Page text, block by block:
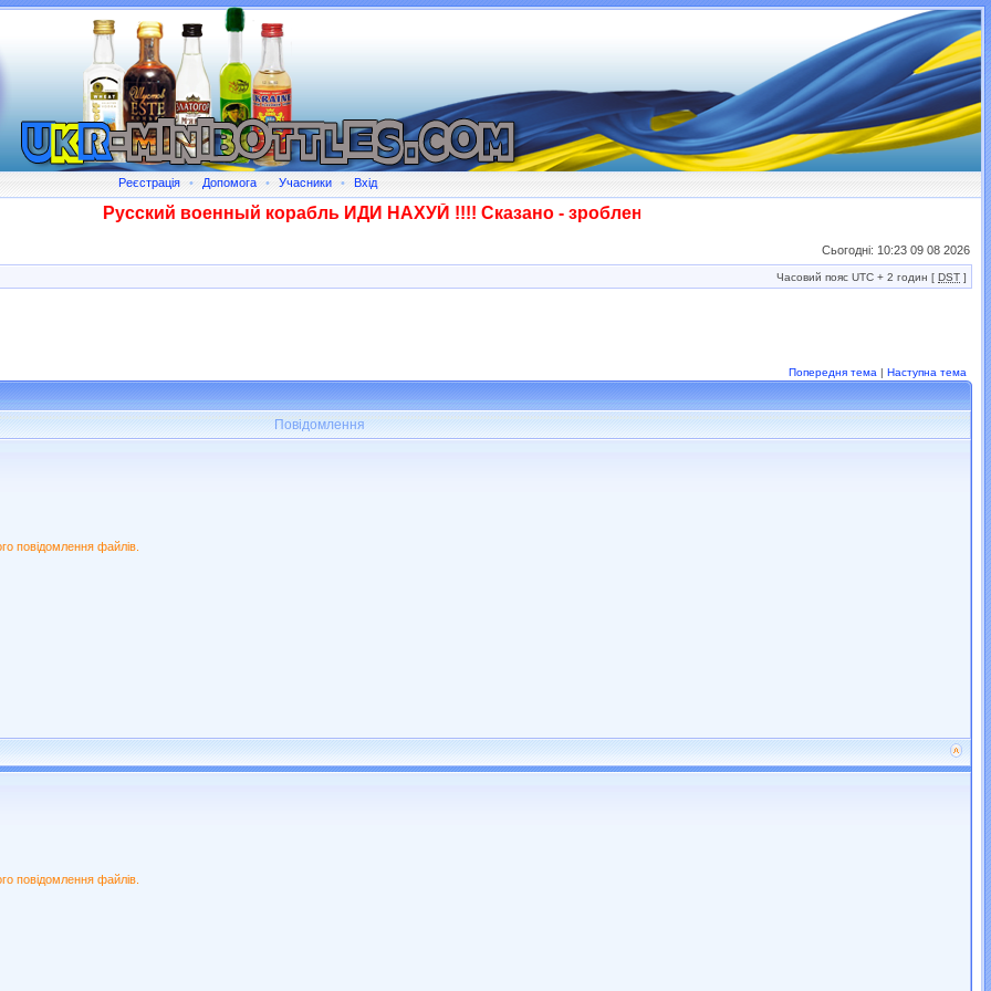
Реєстрація • Допомога • Учасники • Вхід
Русский военный корабль ИДИ НАХУЙ !!!! Сказано - зроблено! Слава ЗСУ!!!
Сьогодні: 10:23 09 08 2026
Часовий пояс UTC + 2 годин [ DST ]
Попередня тема | Наступна тема
Повідомлення
повідомлення файлів.
повідомлення файлів.